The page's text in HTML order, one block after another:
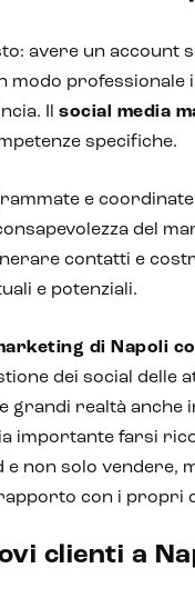
avere un account
modo professionale
Il social media
specifiche.
e
del
contatti e
e potenziali.
di Napoli
dei social delle
grandi realtà anche
importante farsi
non solo vendere,
con i propri
clienti a